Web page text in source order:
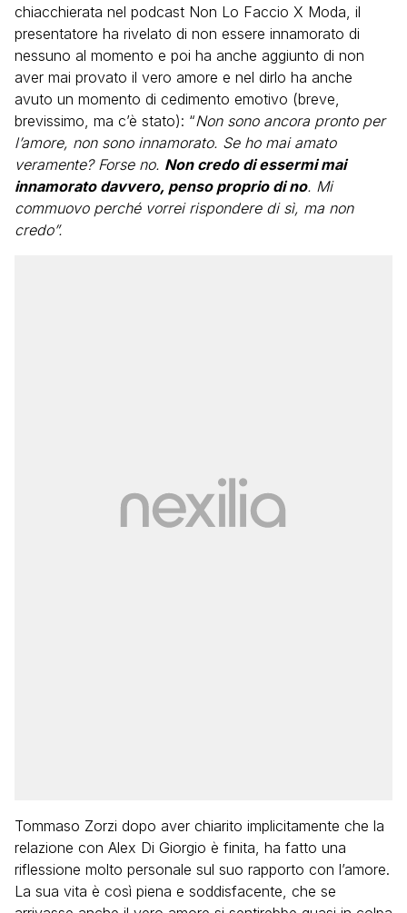
chiacchierata nel podcast Non Lo Faccio X Moda, il
presentatore ha rivelato di non essere innamorato di
nessuno al momento e poi ha anche aggiunto di non
aver mai provato il vero amore e nel dirlo ha anche
avuto un momento di cedimento emotivo (breve,
brevissimo, ma c’è stato): “Non sono ancora pronto per
l’amore, non sono innamorato. Se ho mai amato
veramente? Forse no. Non credo di essermi mai
innamorato davvero, penso proprio di no. Mi
commuovo perché vorrei rispondere di sì, ma non
credo”.
Tommaso Zorzi dopo aver chiarito implicitamente che la
relazione con Alex Di Giorgio è finita, ha fatto una
riflessione molto personale sul suo rapporto con l’amore.
La sua vita è così piena e soddisfacente, che se